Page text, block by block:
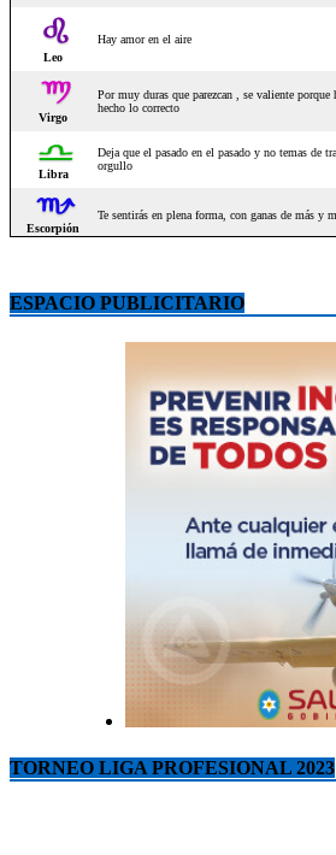
ESPACIO PUBLICITARIO
TORNEO LIGA PROFESIONAL 2023